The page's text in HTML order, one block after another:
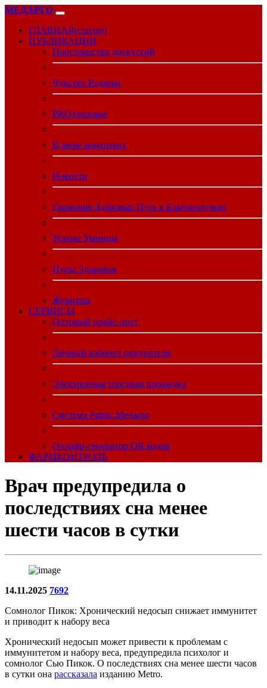
МЕДАРГО
ГЛАВНАЯ(current)
ПУБЛИКАЦИИ
Пространство дискуссий
Чувство Родины
PROздоровье
В мире животных
Новости
Гармония Здоровья: Путь к Благополучию
Усатые Умницы
Пульс Здоровья
Журналы
CЕРВИСЫ
Оптовый прайс-лист
Личный кабинет покупателя
Электронная торговая площадка
Система Public.Medargo
Онлайн-генератор QR кодов
ФАРМКОНТРОЛЬ
Врач предупредила о
последствиях сна менее
шести часов в сутки
14.11.2025 7692
Сомнолог Пикок: Хронический недосып снижает иммунитет
и приводит к набору веса
Хронический недосып может привести к проблемам с
иммунитетом и набору веса, предупредила психолог и
сомнолог Сью Пикок. О последствиях сна менее шести часов
в сутки она рассказала изданию Metro.